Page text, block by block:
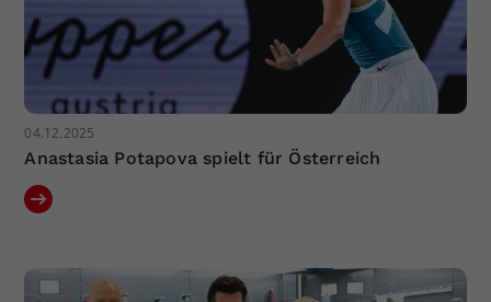
04.12.2025
Anastasia Potapova spielt für Österreich